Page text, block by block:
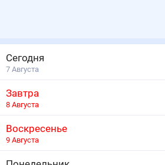
Сегодня
7 Августа
Завтра
8 Августа
Воскресенье
9 Августа